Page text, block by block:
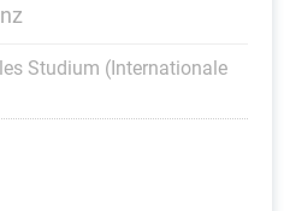
Studium (Internationale